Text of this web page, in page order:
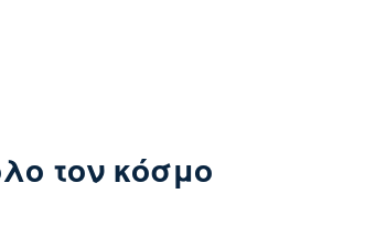
τον κόσμο